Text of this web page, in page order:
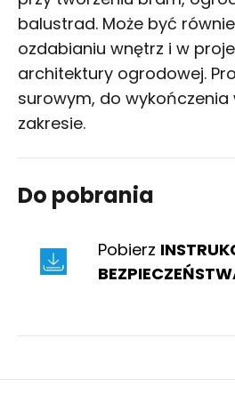
balustrad. Może być
ozdabianiu wnętrz i w
architektury ogrodowej.
surowym, do wykończenia
zakresie.
Do pobrania
Pobierz